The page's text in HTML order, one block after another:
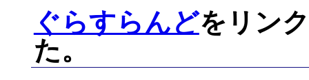
ぐらすらんどをリン
た。